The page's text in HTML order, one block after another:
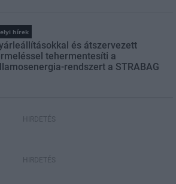
hírek
és átszervezett
tehermentesíti a
rendszert a STRABAG
HIRDETÉS
HIRDETÉS